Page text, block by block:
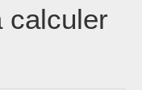
calculer